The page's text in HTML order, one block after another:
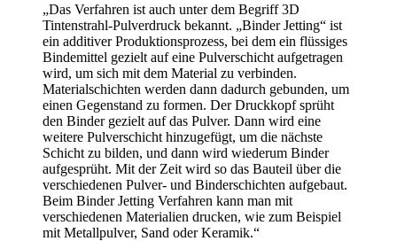
„Das Verfahren ist auch unter dem Begriff 3D
Tintenstrahl-Pulverdruck bekannt. „Binder Jetting“ ist
ein additiver Produktionsprozess, bei dem ein flüssiges
Bindemittel gezielt auf eine Pulverschicht aufgetragen
wird, um sich mit dem Material zu verbinden.
Materialschichten werden dann dadurch gebunden, um
einen Gegenstand zu formen. Der Druckkopf sprüht
den Binder gezielt auf das Pulver. Dann wird eine
weitere Pulverschicht hinzugefügt, um die nächste
Schicht zu bilden, und dann wird wiederum Binder
aufgesprüht. Mit der Zeit wird so das Bauteil über die
verschiedenen Pulver- und Binderschichten aufgebaut.
Beim Binder Jetting Verfahren kann man mit
verschiedenen Materialien drucken, wie zum Beispiel
mit Metallpulver, Sand oder Keramik.“